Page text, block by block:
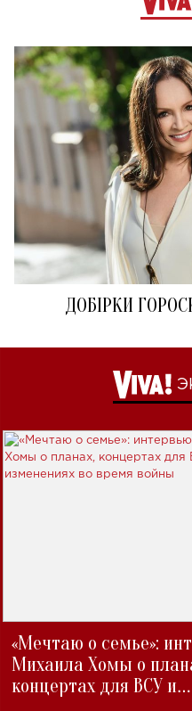
ДОБІРКИ
«Мечтаю о семье»:
Михаила Хомы о
концертах для ВСУ и